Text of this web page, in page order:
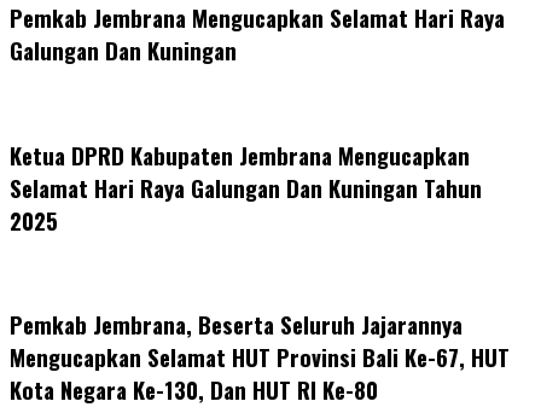
Pemkab Jembrana Mengucapkan Selamat Hari Raya
Galungan Dan Kuningan
Ketua DPRD Kabupaten Jembrana Mengucapkan
Selamat Hari Raya Galungan Dan Kuningan Tahun
2025
Pemkab Jembrana, Beserta Seluruh Jajarannya
Mengucapkan Selamat HUT Provinsi Bali Ke-67, HUT
Kota Negara Ke-130, Dan HUT RI Ke-80